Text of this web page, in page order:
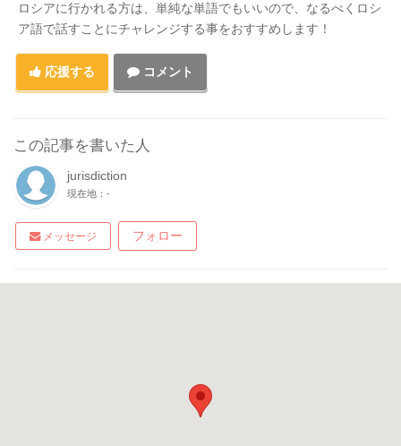
ロシアに行かれる方は、単純な単語でもいいので、なるべくロシ
ア語で話すことにチャレンジする事をおすすめします！
応援する コメント
この記事を書いた人
jurisdiction
現在地：-
メッセージ フォロー